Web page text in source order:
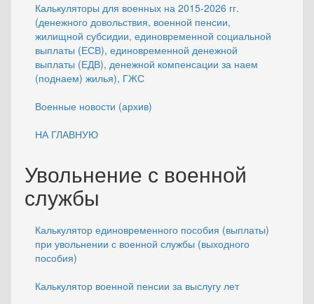
Калькуляторы для военных на 2015-2026 гг.
(денежного довольствия, военной пенсии,
жилищной субсидии, единовременной социальной
выплаты (ЕСВ), единовременной денежной
выплаты (ЕДВ), денежной компенсации за наем
(поднаем) жилья), ГЖС
Военные новости (архив)
НА ГЛАВНУЮ
Увольнение с военной
службы
Калькулятор единовременного пособия (выплаты)
при увольнении с военной службы (выходного
пособия)
Калькулятор военной пенсии за выслугу лет